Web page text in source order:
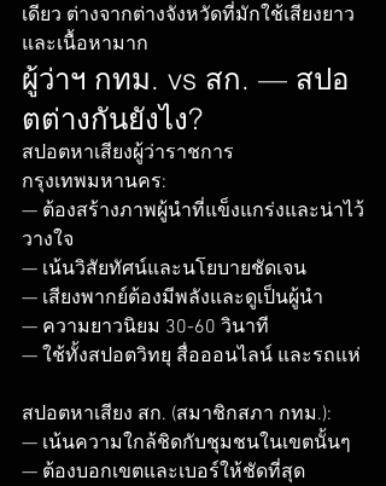
เดียว ต่างจากต่างจังหวัดที่มักใช้เสียงยาว
และเนื้อหามาก
ผู้ว่าฯ กทม. vs สก. — สปอ
ตต่างกันยังไง?
สปอตหาเสียงผู้ว่าราชการ
กรุงเทพมหานคร:
— ต้องสร้างภาพผู้นำที่แข็งแกร่งและน่าไว้
วางใจ
— เน้นวิสัยทัศน์และนโยบายชัดเจน
— เสียงพากย์ต้องมีพลังและดูเป็นผู้นำ
— ความยาวนิยม 30-60 วินาที
— ใช้ทั้งสปอตวิทยุ สื่อออนไลน์ และรถแห่
สปอตหาเสียง สก. (สมาชิกสภา กทม.):
— เน้นความใกล้ชิดกับชุมชนในเขตนั้นๆ
— ต้องบอกเขตและเบอร์ให้ชัดที่สุด